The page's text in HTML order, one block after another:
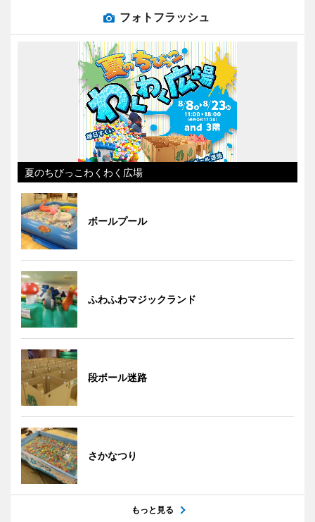
フォトフラッシュ
夏のちびっこわくわく広場
ボールプール
ふわふわマジックランド
段ボール迷路
さかなつり
もっと見る